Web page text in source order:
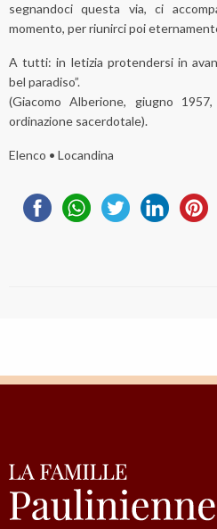
segnandoci questa via, ci
momento, per riunirci poi
A tutti: in letizia protendersi in
bel paradiso”.
(Giacomo Alberione, giugno
ordinazione sacerdotale).
Elenco • Locandina